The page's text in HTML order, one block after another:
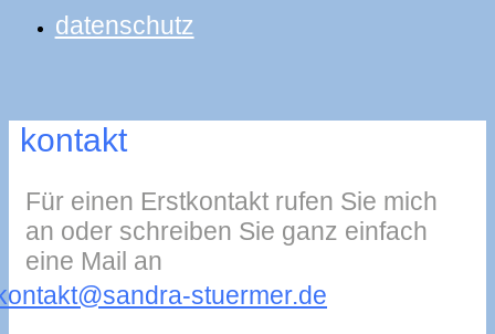
datenschutz
kontakt
Für einen Erstkontakt rufen Sie mich
an oder schreiben Sie ganz einfach
eine Mail an
stuermer.de